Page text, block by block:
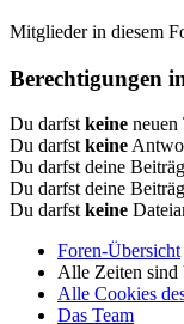
Mitglieder in diesem
Berechtigungen
Du darfst keine neuen
Du darfst keine
Du darfst deine
Du darfst deine
Du darfst keine
Foren-Übersicht
Alle Zeiten sind
Alle Cookies
Das Team